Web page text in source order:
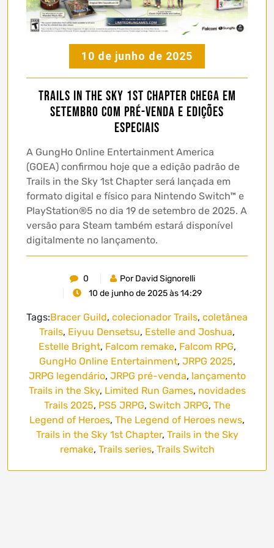
10 de junho de 2025
Trails in the Sky 1st Chapter chega em
setembro com pré-venda e edições
especiais
A GungHo Online Entertainment America
(GOEA) confirmou hoje que a edição padrão de
Trails in the Sky 1st Chapter será lançada em
formato digital e físico para Nintendo Switch™ e
PlayStation®5 no dia 19 de setembro de 2025. A
versão para Steam também estará disponível
digitalmente no lançamento.
0
Por David Signorelli
10 de junho de 2025 às 14:29
Tags:Bracer Guild, colecionador Trails, coletânea
Trails, Eiyuu Densetsu, Estelle and Joshua,
Estelle Bright, Falcom remake, Falcom RPG,
GungHo Online Entertainment, JRPG 2025,
JRPG legendário, JRPG pré-venda, lançamento
Trails in the Sky, Limited Run Games, novidades
Trails 2025, PS5 JRPG, Switch JRPG, The
Legend of Heroes, The Legend of Heroes news,
Trails in the Sky 1st Chapter, Trails in the Sky
remake, Trails series, Trails Switch